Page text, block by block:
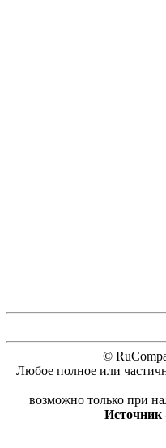
©
Любое полное или
возможно только при
Источник